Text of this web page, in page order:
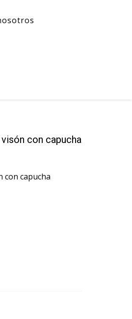
con capucha
con capucha